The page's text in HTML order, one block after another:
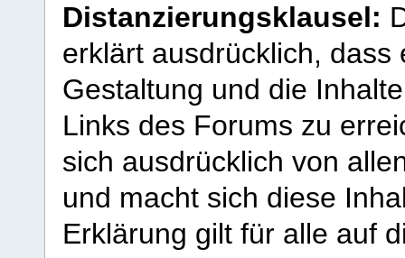
Distanzierungsklausel:
erklärt ausdrücklich,
Gestaltung und die
Links des Forums zu
sich ausdrücklich von
und macht sich diese
Erklärung gilt für alle auf